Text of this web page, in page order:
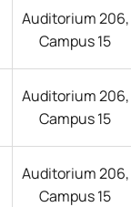
Auditorium 206,
Campus 15
Auditorium 206,
Campus 15
Auditorium 206,
Campus 15